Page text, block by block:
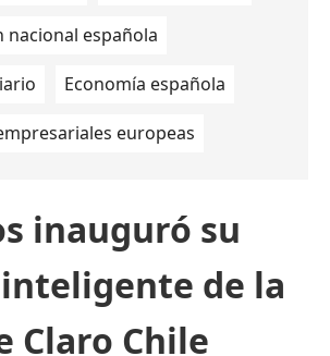
nacional española
Economía española
europeas
inauguró su
de la
Claro Chile